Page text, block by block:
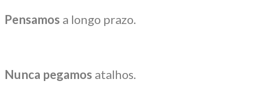
Pensamos a longo prazo.
Nunca pegamos atalhos.